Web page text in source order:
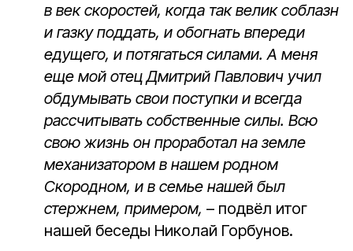
в век скоростей, когда так велик соблазн
и газку поддать, и обогнать впереди
едущего, и потягаться силами. А меня
еще мой отец Дмитрий Павлович учил
обдумывать свои поступки и всегда
рассчитывать собственные силы. Всю
свою жизнь он проработал на земле
механизатором в нашем родном
Скородном, и в семье нашей был
стержнем, примером, – подвёл итог
нашей беседы Николай Горбунов.